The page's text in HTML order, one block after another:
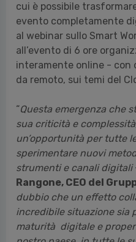
cui è possibile
evento completamente
al webinar sullo Smart
all’evento di 6 ore
interamente online - con
da remoto, sui temi del
“Questa emergenza che
sua criticità e
un’opportunità per tutte
sperimentare nuovi
strumenti e canali digitali
Rangone, CEO del
dubbio che un effetto
incredibile situazione sia
maturità digitale e